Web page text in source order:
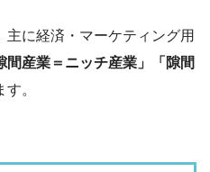
主に経済・マーケティング用
間産業＝ニッチ産業」「隙間
。